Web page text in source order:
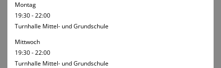
Montag
19:30 - 22:00
Turnhalle Mittel- und Grundschule
Mittwoch
19:30 - 22:00
Turnhalle Mittel- und Grundschule